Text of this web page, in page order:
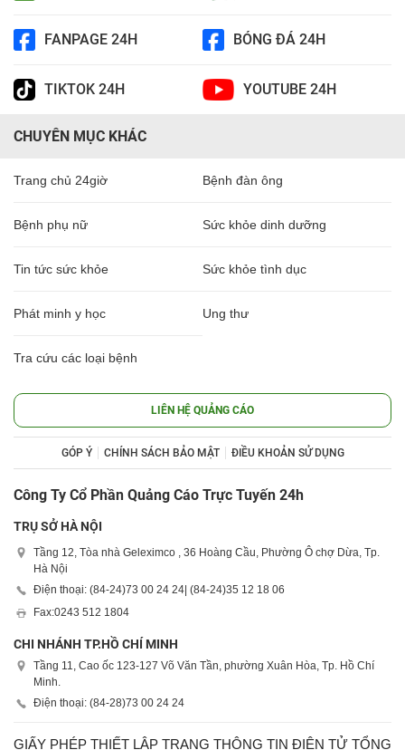
FANPAGE 24H BÓNG ĐÁ 24H
TIKTOK 24H YOUTUBE 24H
CHUYÊN MỤC KHÁC
Trang chủ 24giờ Bệnh đàn ông
Bệnh phụ nữ Sức khỏe dinh dưỡng
Tin tức sức khỏe Sức khỏe tình dục
Phát minh y học Ung thư
Tra cứu các loại bệnh
LIÊN HỆ QUẢNG CÁO
GÓP Ý CHÍNH SÁCH BẢO MẬT ĐIỀU KHOẢN SỬ DỤNG
Công Ty Cổ Phần Quảng Cáo Trực Tuyến 24h
TRỤ SỞ HÀ NỘI
Tầng 12, Tòa nhà Geleximco , 36 Hoàng Cầu, Phường Ô chợ Dừa, Tp.
Hà Nội
Điện thoại: (84-24)73 00 24 24 | (84-24)35 12 18 06
Fax:0243 512 1804
CHI NHÁNH TP.HỒ CHÍ MINH
Tầng 11, Cao ốc 123-127 Võ Văn Tần, phường Xuân Hòa, Tp. Hồ Chí
Minh.
Điện thoại: (84-28)73 00 24 24
GIẤY PHÉP THIẾT LẬP TRANG THÔNG TIN ĐIỆN TỬ TỔNG